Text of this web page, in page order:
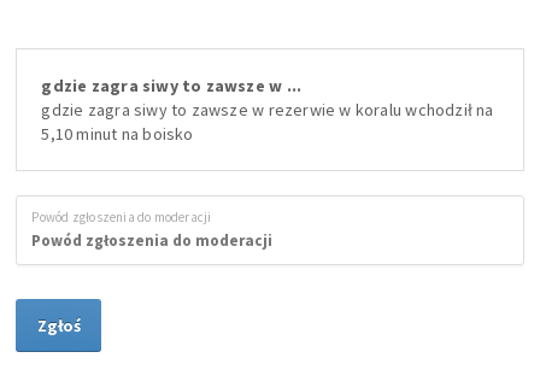
gdzie zagra siwy to zawsze w ...
gdzie zagra siwy to zawsze w rezerwie w koralu wchodził na
5,10 minut na boisko
Powód zgłoszenia do moderacji